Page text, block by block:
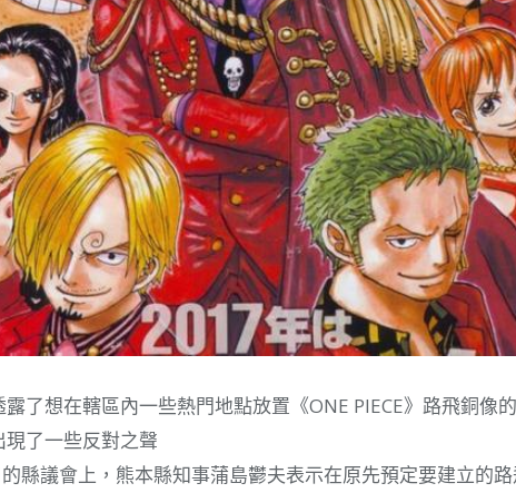
了想在轄區內一些熱門地點放置《ONE PIECE》路飛銅像
了一些反對之聲
縣議會上，熊本縣知事蒲島鬱夫表示在原先預定要建立的